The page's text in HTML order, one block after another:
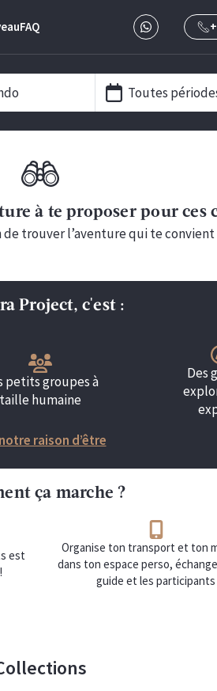
FAQ
Toutes
à te proposer pour ces
trouver l’aventure qui te convient
Project, c'est :
petits groupes à
taille humaine
Des
raison d’être
ça marche ?
est
Organise ton transport et ton
dans ton espace perso,
guide et les participants